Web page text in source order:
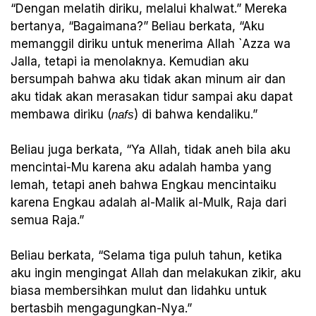
“Dengan melatih diriku, melalui khalwat.” Mereka
bertanya, “Bagaimana?” Beliau berkata, “Aku
memanggil diriku untuk menerima Allah `Azza wa
Jalla, tetapi ia menolaknya. Kemudian aku
bersumpah bahwa aku tidak akan minum air dan
aku tidak akan merasakan tidur sampai aku dapat
membawa diriku (nafs) di bahwa kendaliku.”
Beliau juga berkata, “Ya Allah, tidak aneh bila aku
mencintai-Mu karena aku adalah hamba yang
lemah, tetapi aneh bahwa Engkau mencintaiku
karena Engkau adalah al-Malik al-Mulk, Raja dari
semua Raja.”
Beliau berkata, “Selama tiga puluh tahun, ketika
aku ingin mengingat Allah dan melakukan zikir, aku
biasa membersihkan mulut dan lidahku untuk
bertasbih mengagungkan-Nya.”